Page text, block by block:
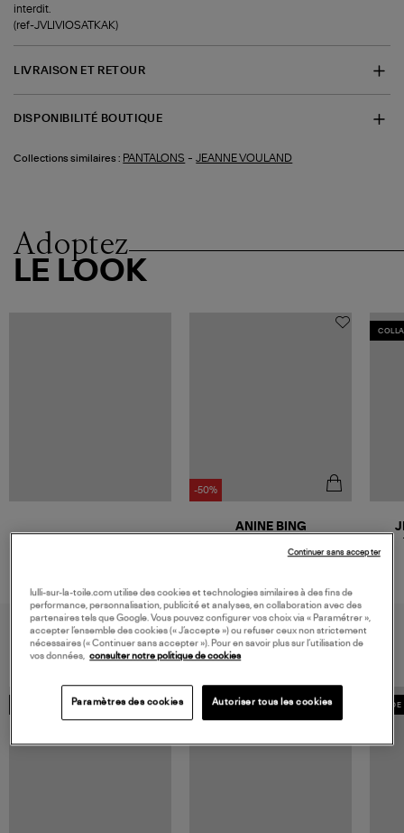
interdit.
(ref-JVLIVIOSATKAK)
LIVRAISON ET RETOUR
DISPONIBILITÉ BOUTIQUE
Collections similaires : PANTALONS -JEANNE VOULAND
Adoptez
LE LOOK
-50%
300,00 €
ANINE BING
VOUS AIMEREZ AUSSI
MADE IN EUROPE
lulli-sur-la-toile.com utilise des cookies et technologies similaires à des fins de
performance, personnalisation, publicité et analyses, en collaboration avec des
partenaires tels que Google. Vous pouvez configurer vos choix via « Paramétrer »,
accepter l’ensemble des cookies (« J’accepte ») ou refuser ceux non strictement
nécessaires (« Continuer sans accepter »). Pour en savoir plus sur l’utilisation de
vos données,
consulter notre politique de cookies
Paramètres des cookies Autoriser tous les cookies
Continuer sans accepter